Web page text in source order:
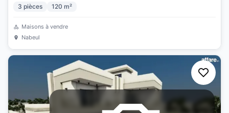
3 pièces 120 m²
Maisons à vendre
Nabeul